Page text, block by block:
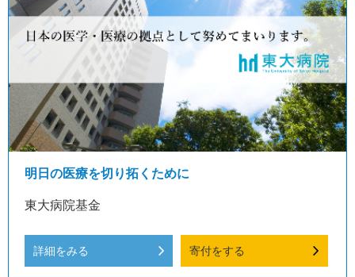
明日の医療を切り拓くために
東大病院基金
詳細をみる 寄付をする